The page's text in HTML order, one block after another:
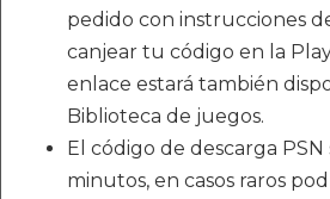
pedido con instrucciones
canjear tu código en la
enlace estará también
Biblioteca de juegos.
El código de descarga
minutos, en casos raros